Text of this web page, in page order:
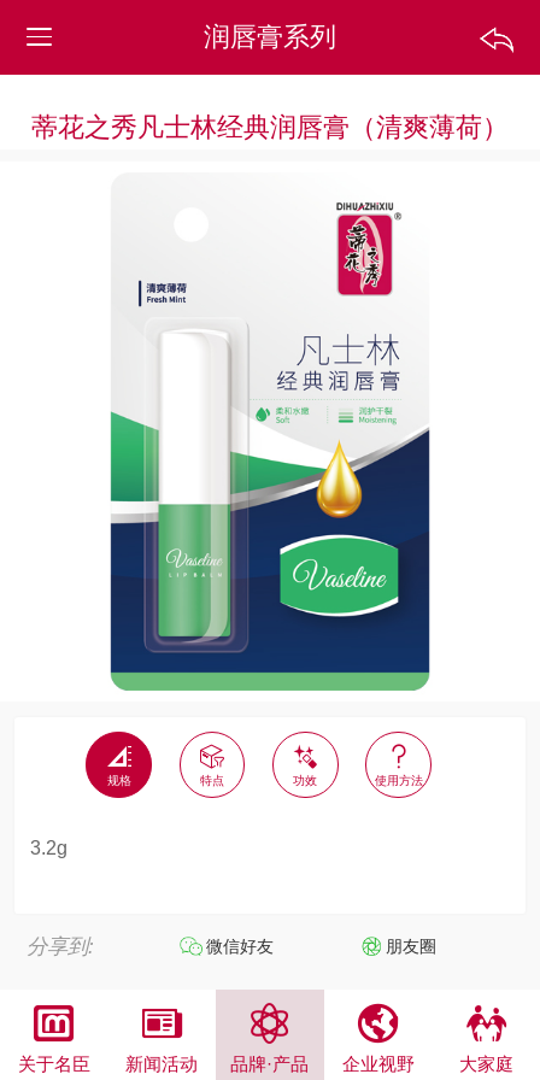
润唇膏系列
蒂花之秀凡士林经典润唇膏（清爽薄荷）

规格

特点

功效

使用方法
3.2g
分享到: 微信好友 朋友圈

关于名臣

新闻活动

品牌·产品

企业视野

大家庭